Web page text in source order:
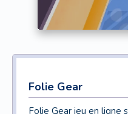
Folie Gear
Folie Gear jeu en ligne